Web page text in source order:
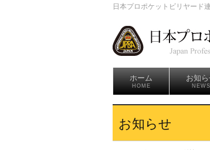
日本プロポケットビリヤード
ホーム
HOME
お知
NEWS
お知らせ